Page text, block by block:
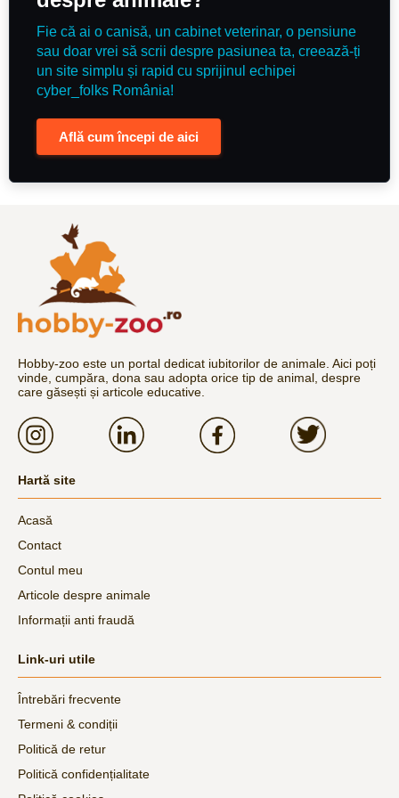
Fie că ai o canisă, un cabinet veterinar, o pensiune
sau doar vrei să scrii despre pasiunea ta, creează-ți
un site simplu și rapid cu sprijinul echipei
cyber_folks România!
Află cum începi de aici
Hobby-zoo este un portal dedicat iubitorilor de animale. Aici poți
vinde, cumpăra, dona sau adopta orice tip de animal, despre
care găsești și articole educative.
Hartă site
Acasă
Contact
Contul meu
Articole despre animale
Informații anti fraudă
Link-uri utile
Întrebări frecvente
Termeni & condiții
Politică de retur
Politică confidențialitate